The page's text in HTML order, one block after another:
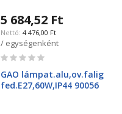
5 684,52 Ft
4 476,00 Ft
/ egységenként
Rating:
GAO lámpat.alu,ov.falig
fed.E27,60W,IP44 90056